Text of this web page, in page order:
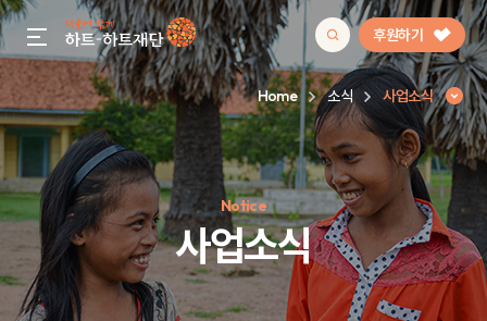
gnb menu open 후원하기
인기 키워드
#정기후원#하트플레이스#캠페인#팬덤후원
Home 소식 사업소식
Notice
사업소식